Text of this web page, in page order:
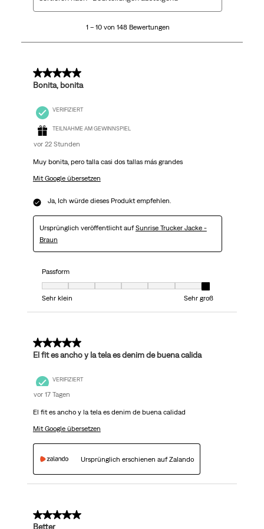
148
1 – 10 von 148 Bewertungen
5 von 5 Sternen.
Bonita, bonita
VERIFIZIERT
TEILNAHME AM GEWINNSPIEL
vor 22 Stunden
Muy bonita, pero talla casi dos tallas más grandes
Mit Google übersetzen
Ja, Ich würde dieses Produkt empfehlen.
Ursprünglich veröffentlicht aufSunrise Trucker Jacke -
Braun
Passform
Passform, 7 von 7, wobei 1 gleich Sehr klein ist und 7 gleich Sehr groß
Sehr klein
Sehr groß
5 von 5 Sternen.
El fit es ancho y la tela es denim de buena calida
VERIFIZIERT
vor 17 Tagen
El fit es ancho y la tela es denim de buena calidad
Mit Google übersetzen
Ursprünglich erschienen auf Zalando
5 von 5 Sternen.
Better